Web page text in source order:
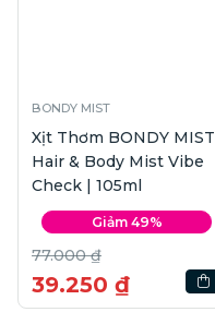
BONDY MIST
Xịt Thơm BONDY MIST
Hair & Body Mist Vibe
Check | 105ml
Giảm 49%
77.000 ₫
39.250 ₫